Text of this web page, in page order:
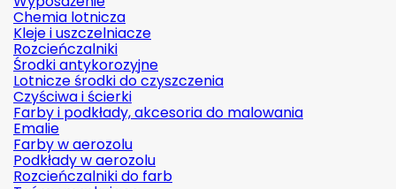
Chemia lotnicza
Kleje i uszczelniacze
Rozcieńczalniki
Środki antykorozyjne
Lotnicze środki do czyszczenia
Czyściwa i ścierki
Farby i podkłady, akcesoria do malowania
Emalie
Farby w aerozolu
Podkłady w aerozolu
Rozcieńczalniki do farb